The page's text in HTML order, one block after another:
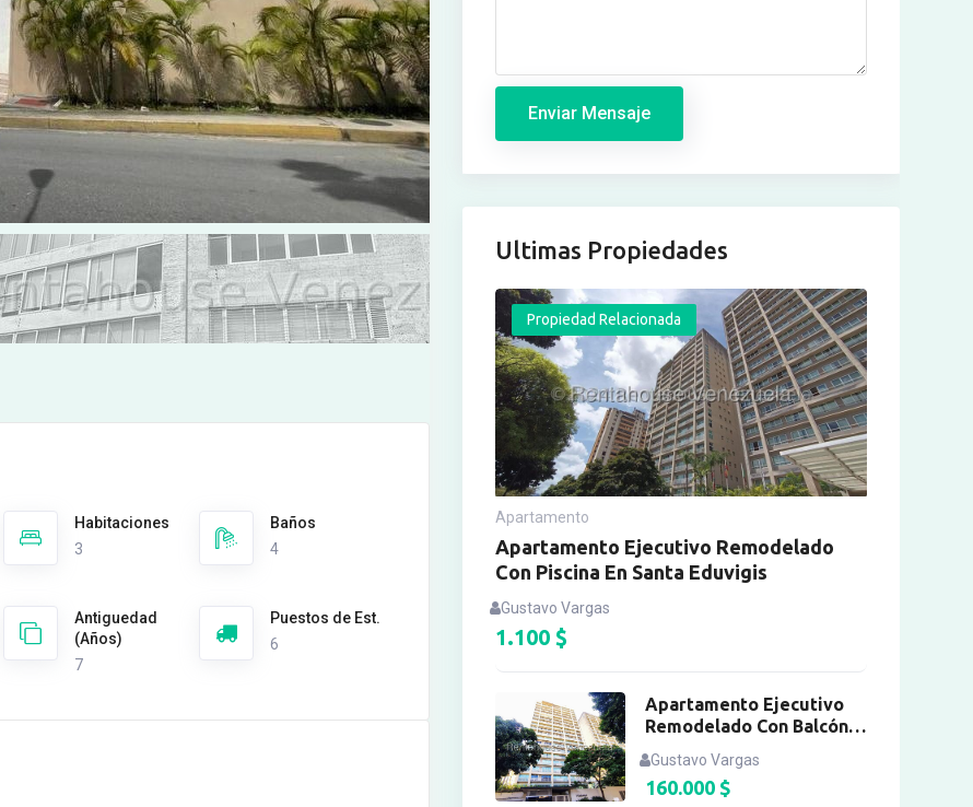
Habitaciones
3
Baños
4
Antiguedad
(Años)
7
Puestos de Est.
6
Enviar Mensaje
Ultimas Propiedades
Propiedad Relacionada
Apartamento
Apartamento Ejecutivo Remodelado
Con Piscina En Santa Eduvigis
Gustavo Vargas
1.100 $
Apartamento Ejecutivo
Remodelado Con Balcón
Gustavo Vargas
160.000 $